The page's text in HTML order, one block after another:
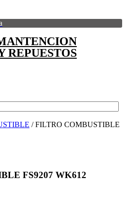
REPUESTOS
/ FILTRO COMBUSTIBLE
FS9207 WK612